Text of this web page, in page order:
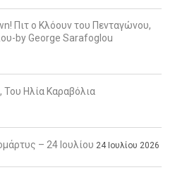
Πιτ ο Κλόουν του Πενταγώνου,
by George Sarafoglou
Του Ηλία Καραβόλια
– 24 Ιουλίου 24 Ιουλίου 2026